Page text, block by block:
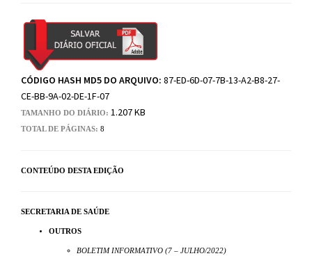
CÓDIGO HASH MD5 DO ARQUIVO: 87-ED-6D-07-7B-13-A2-B8-27-
CE-BB-9A-02-DE-1F-07
TAMANHO DO DIÁRIO: 1.207 KB
TOTAL DE PÁGINAS: 8
CONTEÚDO DESTA EDIÇÃO
SECRETARIA DE SAÚDE
OUTROS
BOLETIM INFORMATIVO (7 – JULHO/2022)